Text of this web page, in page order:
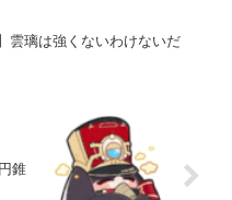
雲璃は強くないわけないだ
錐